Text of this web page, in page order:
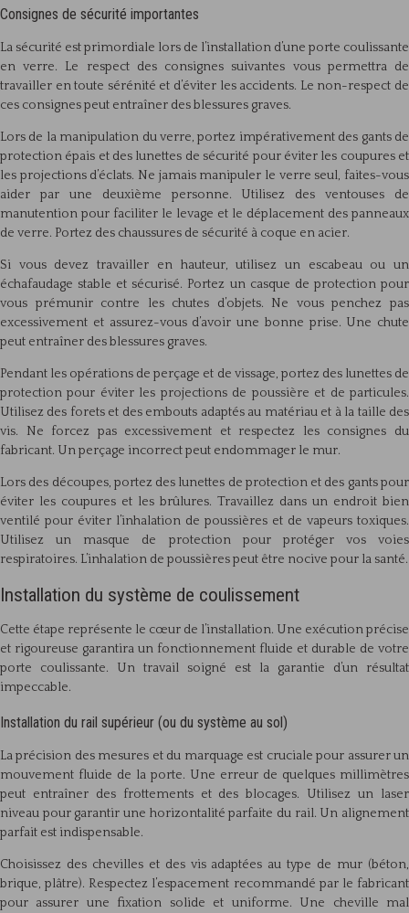
Consignes de sécurité importantes
La sécurité est primordiale lors de l’installation d’une porte coulissante
en verre. Le respect des consignes suivantes vous permettra de
travailler en toute sérénité et d’éviter les accidents. Le non-respect de
ces consignes peut entraîner des blessures graves.
Lors de la manipulation du verre, portez impérativement des gants de
protection épais et des lunettes de sécurité pour éviter les coupures et
les projections d’éclats. Ne jamais manipuler le verre seul, faites-vous
aider par une deuxième personne. Utilisez des ventouses de
manutention pour faciliter le levage et le déplacement des panneaux
de verre. Portez des chaussures de sécurité à coque en acier.
Si vous devez travailler en hauteur, utilisez un escabeau ou un
échafaudage stable et sécurisé. Portez un casque de protection pour
vous prémunir contre les chutes d’objets. Ne vous penchez pas
excessivement et assurez-vous d’avoir une bonne prise. Une chute
peut entraîner des blessures graves.
Pendant les opérations de perçage et de vissage, portez des lunettes de
protection pour éviter les projections de poussière et de particules.
Utilisez des forets et des embouts adaptés au matériau et à la taille des
vis. Ne forcez pas excessivement et respectez les consignes du
fabricant. Un perçage incorrect peut endommager le mur.
Lors des découpes, portez des lunettes de protection et des gants pour
éviter les coupures et les brûlures. Travaillez dans un endroit bien
ventilé pour éviter l’inhalation de poussières et de vapeurs toxiques.
Utilisez un masque de protection pour protéger vos voies
respiratoires. L’inhalation de poussières peut être nocive pour la santé.
Installation du système de coulissement
Cette étape représente le cœur de l’installation. Une exécution précise
et rigoureuse garantira un fonctionnement fluide et durable de votre
porte coulissante. Un travail soigné est la garantie d’un résultat
impeccable.
Installation du rail supérieur (ou du système au sol)
La précision des mesures et du marquage est cruciale pour assurer un
mouvement fluide de la porte. Une erreur de quelques millimètres
peut entraîner des frottements et des blocages. Utilisez un laser
niveau pour garantir une horizontalité parfaite du rail. Un alignement
parfait est indispensable.
Choisissez des chevilles et des vis adaptées au type de mur (béton,
brique, plâtre). Respectez l’espacement recommandé par le fabricant
pour assurer une fixation solide et uniforme. Une cheville mal